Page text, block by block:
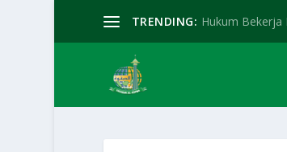
TRENDING: Hukum Bekerja